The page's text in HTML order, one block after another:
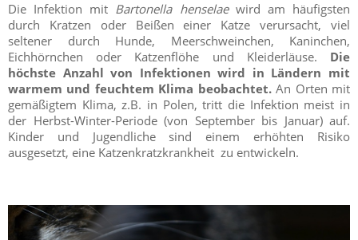
Die Infektion mit Bartonella henselaewird am häufigsten
durch Kratzen oder Beißen einer Katze verursacht, viel
seltener durch Hunde, Meerschweinchen, Kaninchen,
Eichhörnchen oder Katzenflöhe und Kleiderläuse. Die
höchste Anzahl von Infektionen wird in Ländern mit
warmem und feuchtem Klima beobachtet.An Orten mit
gemäßigtem Klima, z.B. in Polen, tritt die Infektion meist in
der Herbst-Winter-Periode (von September bis Januar) auf.
Kinder und Jugendliche sind einem erhöhten Risiko
ausgesetzt, eine Katzenkratzkrankheit zu entwickeln.